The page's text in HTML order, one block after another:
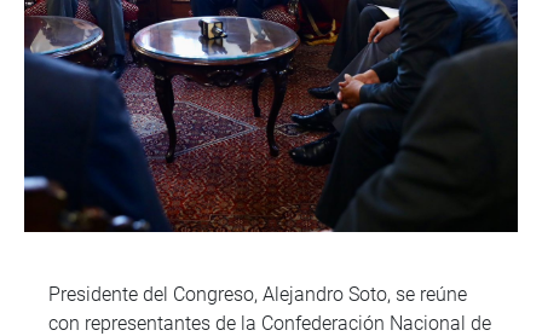
Presidente del Congreso, Alejandro Soto, se reúne
con representantes de la Confederación Nacional de